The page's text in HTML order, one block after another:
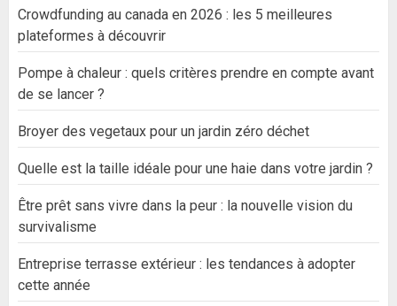
Crowdfunding au canada en 2026 : les 5 meilleures
plateformes à découvrir
Pompe à chaleur : quels critères prendre en compte avant
de se lancer ?
Broyer des vegetaux pour un jardin zéro déchet
Quelle est la taille idéale pour une haie dans votre jardin ?
Être prêt sans vivre dans la peur : la nouvelle vision du
survivalisme
Entreprise terrasse extérieur : les tendances à adopter
cette année